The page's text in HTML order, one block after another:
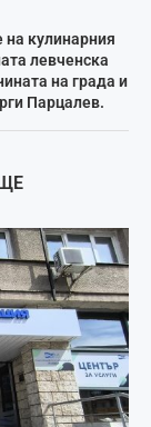
на кулинарния
левченска
на града и
Парцалев.